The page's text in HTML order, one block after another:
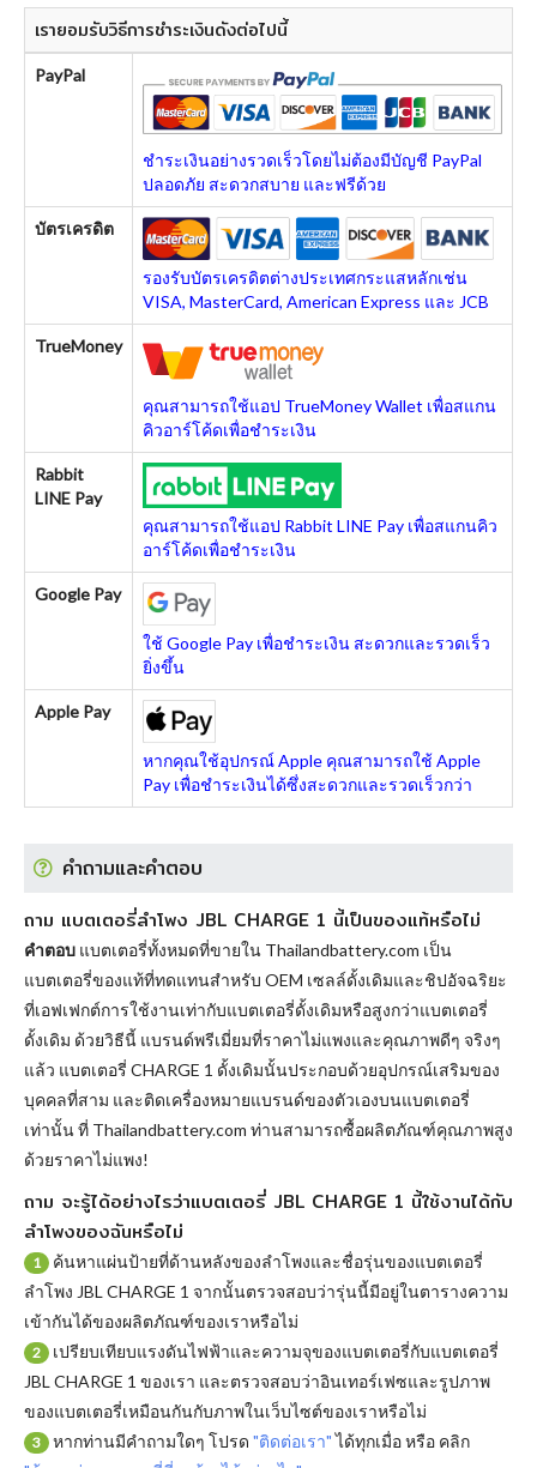
เรายอมรับวิธีการชำระเงินดังต่อไปนี้
PayPal
ชำระเงินอย่างรวดเร็วโดยไม่ต้องมีบัญชี PayPal
ปลอดภัย สะดวกสบาย และฟรีด้วย
บัตรเครดิต
รองรับบัตรเครดิตต่างประเทศกระแสหลักเช่น
VISA, MasterCard, American Express และ JCB
TrueMoney
คุณสามารถใช้แอป TrueMoney Wallet เพื่อสแกน
คิวอาร์โค้ดเพื่อชำระเงิน
Rabbit
LINE Pay
คุณสามารถใช้แอป Rabbit LINE Pay เพื่อสแกนคิว
อาร์โค้ดเพื่อชำระเงิน
Google Pay
ใช้ Google Pay เพื่อชำระเงิน สะดวกและรวดเร็ว
ยิ่งขึ้น
Apple Pay
หากคุณใช้อุปกรณ์ Apple คุณสามารถใช้ Apple
Pay เพื่อชำระเงินได้ซึ่งสะดวกและรวดเร็วกว่า
คำถามและคำตอบ
ถาม แบตเตอรี่ลำโพง JBL CHARGE 1 นี้เป็นของแท้หรือไม่
คำตอบ แบตเตอรี่ทั้งหมดที่ขายใน Thailandbattery.com เป็น
แบตเตอรี่ของแท้ที่ทดแทนสำหรับ OEM เซลล์ดั้งเดิมและชิปอัจฉริยะ
ที่เอฟเฟกต์การใช้งานเท่ากับแบตเตอรี่ดั้งเดิมหรือสูงกว่าแบตเตอรี่
ดั้งเดิม ด้วยวิธีนี้ แบรนด์พรีเมี่ยมที่ราคาไม่แพงและคุณภาพดีๆ จริงๆ
แล้ว แบตเตอรี่ CHARGE 1 ดั้งเดิมนั้นประกอบด้วยอุปกรณ์เสริมของ
บุคคลที่สาม และติดเครื่องหมายแบรนด์ของตัวเองบนแบตเตอรี่
เท่านั้น ที่ Thailandbattery.com ท่านสามารถซื้อผลิตภัณฑ์คุณภาพสูง
ด้วยราคาไม่แพง!
ถาม จะรู้ได้อย่างไรว่าแบตเตอรี่ JBL CHARGE 1 นี้ใช้งานได้กับ
ลำโพงของฉันหรือไม่
1
ค้นหาแผ่นป้ายที่ด้านหลังของลำโพงและชื่อรุ่นของแบตเตอรี่
ลำโพง JBL CHARGE 1 จากนั้นตรวจสอบว่ารุ่นนี้มีอยู่ในตารางความ
เข้ากันได้ของผลิตภัณฑ์ของเราหรือไม่
2
เปรียบเทียบแรงดันไฟฟ้าและความจุของแบตเตอรี่กับแบตเตอรี่
JBL CHARGE 1 ของเรา และตรวจสอบว่าอินเทอร์เฟซและรูปภาพ
ของแบตเตอรี่เหมือนกันกับภาพในเว็บไซต์ของเราหรือไม่
3 หากท่านมีคำถามใดๆ โปรด "ติดต่อเรา"ได้ทุกเมื่อ หรือ คลิก